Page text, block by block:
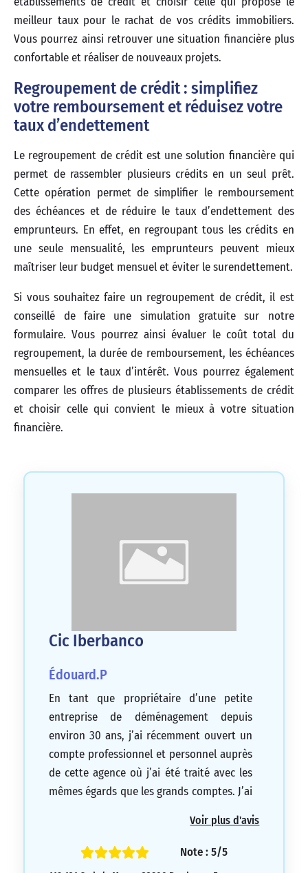
meilleur taux pour le rachat de vos crédits immobiliers.
Vous pourrez ainsi retrouver une situation financière plus
confortable et réaliser de nouveaux projets.
Regroupement de crédit : simplifiez
votre remboursement et réduisez votre
taux d’endettement
Le regroupement de crédit est une solution financière qui
permet de rassembler plusieurs crédits en un seul prêt.
Cette opération permet de simplifier le remboursement
des échéances et de réduire le taux d’endettement des
emprunteurs. En effet, en regroupant tous les crédits en
une seule mensualité, les emprunteurs peuvent mieux
maîtriser leur budget mensuel et éviter le surendettement.
Si vous souhaitez faire un regroupement de crédit, il est
conseillé de faire une simulation gratuite sur notre
formulaire. Vous pourrez ainsi évaluer le coût total du
regroupement, la durée de remboursement, les échéances
mensuelles et le taux d’intérêt. Vous pourrez également
comparer les offres de plusieurs établissements de crédit
et choisir celle qui convient le mieux à votre situation
financière.
Cic Iberbanco
Édouard.P
En tant que propriétaire d’une petite
entreprise de déménagement depuis
environ 30 ans, j’ai récemment ouvert un
compte professionnel et personnel auprès
de cette agence où j’ai été traité avec les
mêmes égards que les grands comptes. J’ai
directeur, et je le remercie pour sa grande
compétence. Merci à Herrero
Voir plus d'avis
Note : 5/5